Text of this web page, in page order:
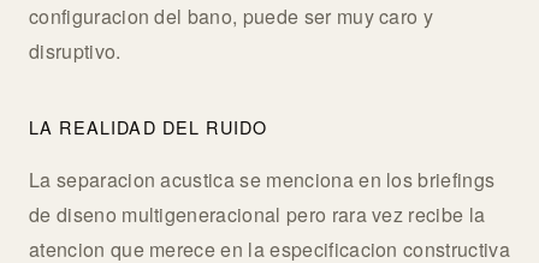
configuracion del bano, puede ser muy caro y
disruptivo.
LA REALIDAD DEL RUIDO
La separacion acustica se menciona en los briefings
de diseno multigeneracional pero rara vez recibe la
atencion que merece en la especificacion constructiva